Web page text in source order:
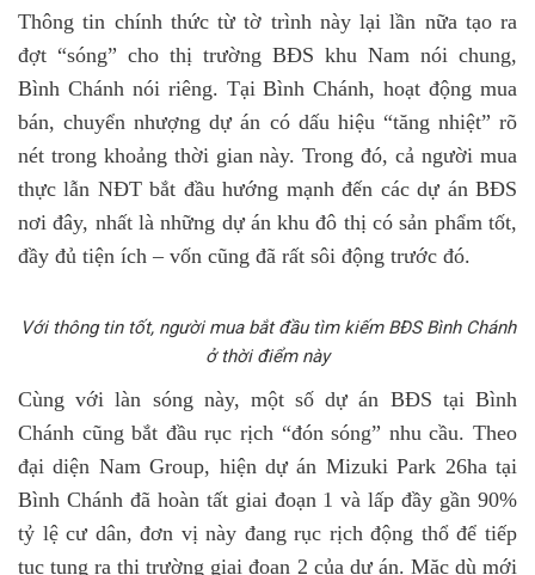
Thông tin chính thức từ tờ trình này lại lần nữa tạo ra
đợt “sóng” cho thị trường BĐS khu Nam nói chung,
Bình Chánh nói riêng. Tại Bình Chánh, hoạt động mua
bán, chuyển nhượng dự án có dấu hiệu “tăng nhiệt” rõ
nét trong khoảng thời gian này. Trong đó, cả người mua
thực lẫn NĐT bắt đầu hướng mạnh đến các dự án BĐS
nơi đây, nhất là những dự án khu đô thị có sản phẩm tốt,
đầy đủ tiện ích – vốn cũng đã rất sôi động trước đó.
Với thông tin tốt, người mua bắt đầu tìm kiếm BĐS Bình Chánh
ở thời điểm này
Cùng với làn sóng này, một số dự án BĐS tại Bình
Chánh cũng bắt đầu rục rịch “đón sóng” nhu cầu. Theo
đại diện Nam Group, hiện dự án Mizuki Park 26ha tại
Bình Chánh đã hoàn tất giai đoạn 1 và lấp đầy gần 90%
tỷ lệ cư dân, đơn vị này đang rục rịch động thổ để tiếp
tục tung ra thị trường giai đoạn 2 của dự án. Mặc dù mới